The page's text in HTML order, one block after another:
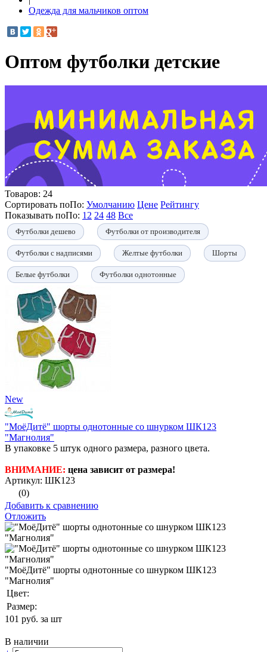
Одежда для мальчиков оптом
Оптом футболки детские
Товаров: 24
Сортировать поПо: Умолчанию Цене Рейтингу
Показывать поПо: 12 24 48 Все
Футболки дешево Футболки от производителя
Футболки с надписями Желтые футболки Шорты
Белые футболки Футболки однотонные
New
"МоёДитё" шорты однотонные со шнурком ШК123
"Магнолия"
В упаковке 5 штук одного размера, разного цвета.
ВНИМАНИЕ: цена зависит от размера!
Артикул: ШК123
(0)
Добавить к сравнению
Отложить
"МоёДитё" шорты однотонные со шнурком ШК123
"Магнолия"
Цвет:
Размер:
101 руб. за шт
В наличии